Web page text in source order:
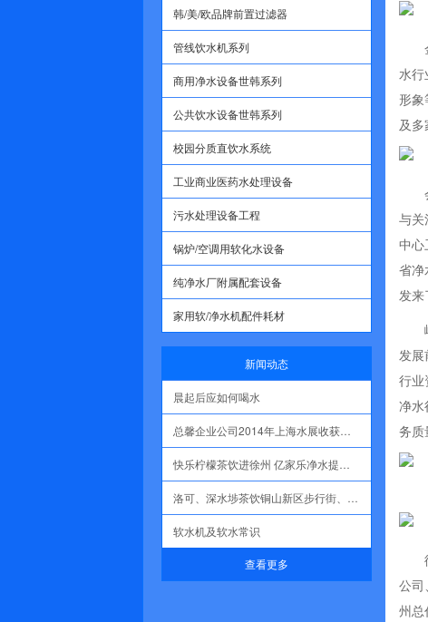
水行
形象
及多
与关
中心
省净
发来
发展
行业
净水
务质
公司
州总
韩/美/欧品牌前置过滤器
管线饮水机系列
商用净水设备世韩系列
公共饮水设备世韩系列
校园分质直饮水系统
工业商业医药水处理设备
污水处理设备工程
锅炉/空调用软化水设备
纯净水厂附属配套设备
家用软/净水机配件耗材
新闻动态
晨起后应如何喝水
总馨企业公司2014年上海水展收获丰盛
快乐柠檬茶饮进徐州 亿家乐净水提供水质净化设备
洛可、深水埗茶饮铜山新区步行街、彭城路店采用净化水相继开业
软水机及软水常识
查看更多